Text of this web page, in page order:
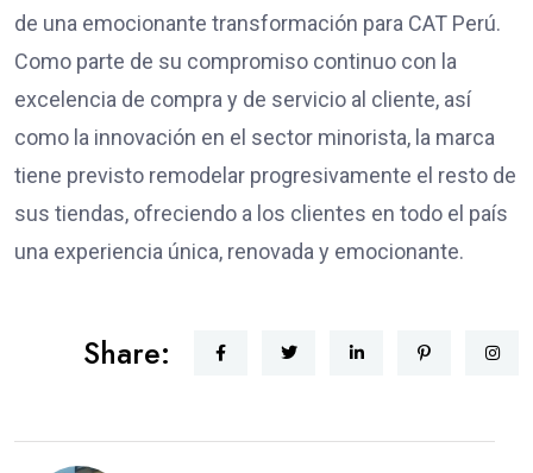
de una emocionante transformación para CAT Perú.
Como parte de su compromiso continuo con la
excelencia de compra y de servicio al cliente, así
como la innovación en el sector minorista, la marca
tiene previsto remodelar progresivamente el resto de
sus tiendas, ofreciendo a los clientes en todo el país
una experiencia única, renovada y emocionante.
Share: